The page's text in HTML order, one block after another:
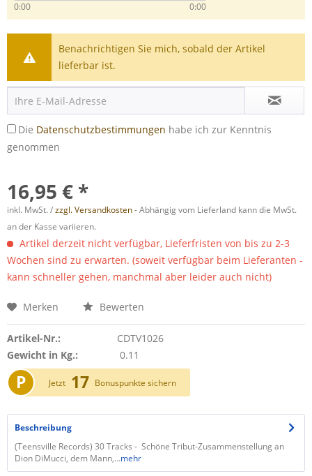
0:00 0:00
Benachrichtigen Sie mich, sobald der Artikel
lieferbar ist.
Die Datenschutzbestimmungen habe ich zur Kenntnis
genommen
16,95 € *
inkl. MwSt. /zzgl. Versandkosten- Abhängig vom Lieferland kann die MwSt.
an der Kasse variieren.
Artikel derzeit nicht verfügbar, Lieferfristen von bis zu 2-3
Wochen sind zu erwarten. (soweit verfügbar beim Lieferanten -
kann schneller gehen, manchmal aber leider auch nicht)
Merken Bewerten
Artikel-Nr.:
CDTV1026
Gewicht in Kg.:
0.11
P Jetzt 17 Bonuspunkte sichern
Beschreibung
(Teensville Records) 30 Tracks - Schöne Tribut-Zusammenstellung an
Dion DiMucci, dem Mann,...mehr